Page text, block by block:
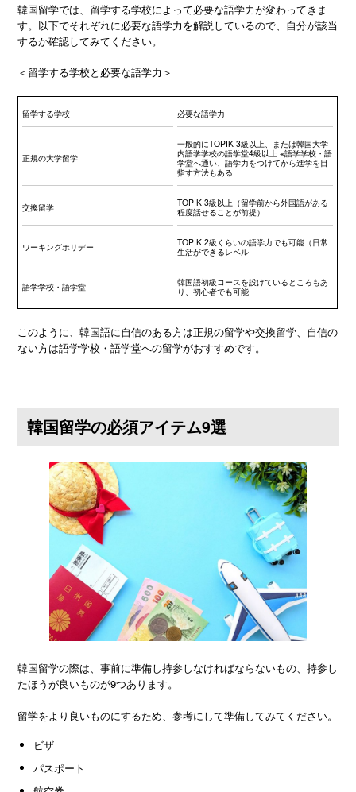
韓国留学では、留学する学校によって必要な語学力が変わってきま
す。以下でそれぞれに必要な語学力を解説しているので、自分が該当
するか確認してみてください。
＜留学する学校と必要な語学力＞
留学する学校 必要な語学力
正規の大学留学
一般的にTOPIK 3級以上、または韓国大学
内語学学校の語学堂4級以上 ※語学学校・語
学堂へ通い、語学力をつけてから進学を目
指す方法もある
交換留学
TOPIK 3級以上（留学前から外国語がある
程度話せることが前提）
ワーキングホリデー
TOPIK 2級くらいの語学力でも可能（日常
生活ができるレベル
語学学校・語学堂
韓国語初級コースを設けているところもあ
り、初心者でも可能
このように、韓国語に自信のある方は正規の留学や交換留学、自信の
ない方は語学学校・語学堂への留学がおすすめです。
韓国留学の必須アイテム9選
韓国留学の際は、事前に準備し持参しなければならないもの、持参し
たほうが良いものが9つあります。
留学をより良いものにするため、参考にして準備してみてください。
ビザ
パスポート